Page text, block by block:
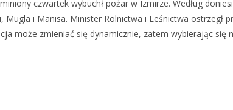
czwartek wybuchł pożar w Izmirze. Według
i Manisa. ​ Minister Rolnictwa i Leśnictwa ostrzegł
może zmieniać się dynamicznie, zatem wybierając